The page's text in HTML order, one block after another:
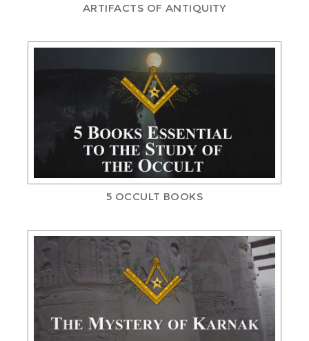
ARTIFACTS OF ANTIQUITY
5 OCCULT BOOKS